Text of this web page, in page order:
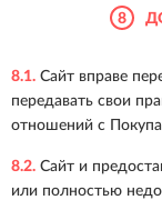
8
8.1. Сайт вправе
передавать свои
отношений с
8.2. Сайт и
или полностью